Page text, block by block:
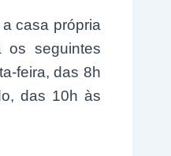
casa própria
os seguintes
feira, das 8h
das 10h às